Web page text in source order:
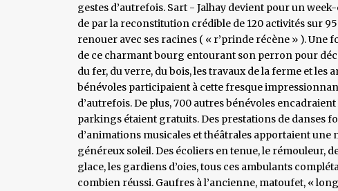
gestes d’autrefois. Sart - Jalhay devient pour un
de par la reconstitution crédible de 120 activités sur
renouer avec ses racines ( « r’prinde récène » ). Une
de ce charmant bourg entourant son perron pour
du fer, du verre, du bois, les travaux de la ferme et les
bénévoles participaient à cette fresque
d’autrefois. De plus, 700 autres bénévoles
parkings étaient gratuits. Des prestations de danses
d’animations musicales et théâtrales apportaient une
généreux soleil. Des écoliers en tenue, le rémouleur,
glace, les gardiens d’oies, tous ces ambulants
combien réussi. Gaufres à l’ancienne, matoufet, «